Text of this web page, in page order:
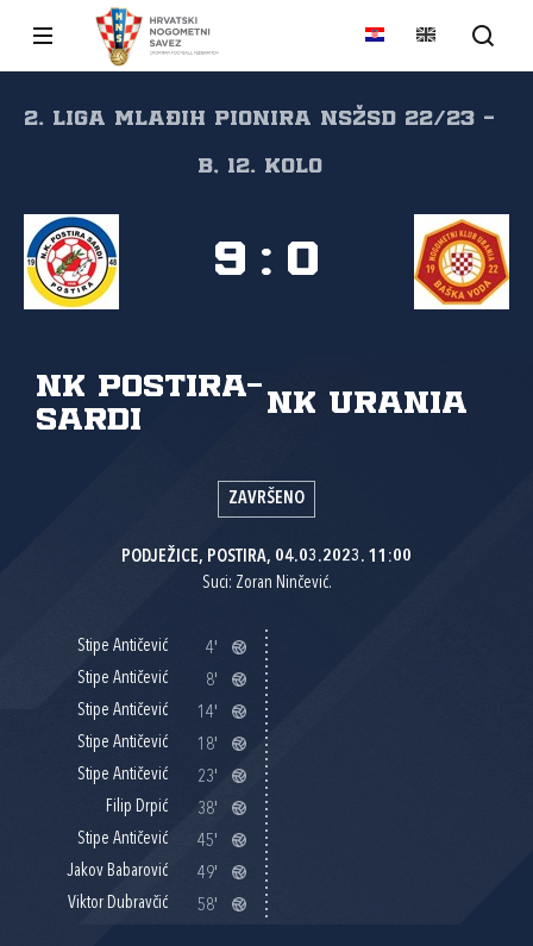
2. liga mlađih pionira NSŽSD 22/23 -
B, 12. kolo
NK Postira-
Sardi
NK Urania
9 : 0
ZAVRŠENO
PODJEŽICE, POSTIRA, 04.03.2023. 11:00
Suci: Zoran Ninčević.
Stipe Antičević
4'
Stipe Antičević
8'
Stipe Antičević
14'
Stipe Antičević
18'
Stipe Antičević
23'
Filip Drpić
38'
Stipe Antičević
45'
Jakov Babarović
49'
Viktor Dubravčić
58'